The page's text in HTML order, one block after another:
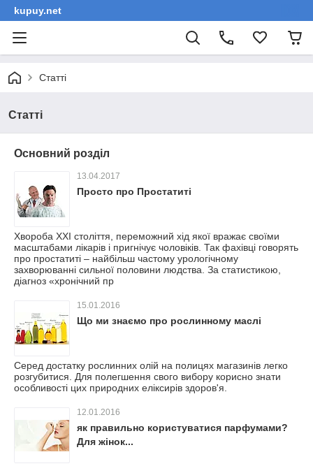
kupuy.net
Статті
Статті
Основний розділ
13.04.2017
Просто про Простатиті
Хвороба XXI століття, переможний хід якої вражає своїми
масштабами лікарів і пригнічує чоловіків. Так фахівці говорять
про простатиті – найбільш частому урологічному
захворюванні сильної половини людства. За статистикою,
діагноз «хронічний пр
15.01.2016
Що ми знаємо про рослинному маслі
Серед достатку рослинних олій на полицях магазинів легко
розгубитися. Для полегшення свого вибору корисно знати
особливості цих природних еліксирів здоров'я.
12.01.2016
як правильно користуватися парфумами?
Для жінок...